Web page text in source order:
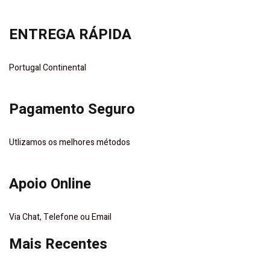
ENTREGA RÁPIDA
Portugal Continental
Pagamento Seguro
Utlizamos os melhores métodos
Apoio Online
Via Chat, Telefone ou Email
Mais Recentes